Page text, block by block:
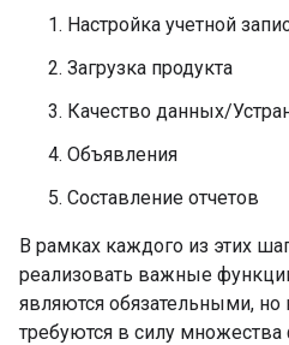
Настройка учетной
Загрузка продукта
Качество данных/
Объявления
Составление отчетов
В рамках каждого из этих
реализовать важные
являются обязательными, но
требуются в силу